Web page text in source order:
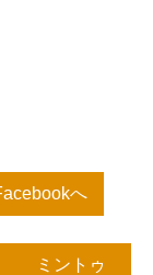
へ
♪ ミントゥ